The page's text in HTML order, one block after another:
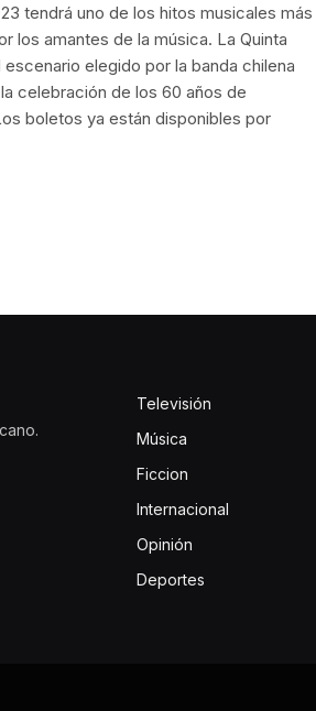
tendrá uno de los hitos musicales más
los amantes de la música. La Quinta
escenario elegido por la banda chilena
celebración de los 60 años de
boletos ya están disponibles por
Televisión
Música
Ficcion
Internacional
Opinión
Deportes